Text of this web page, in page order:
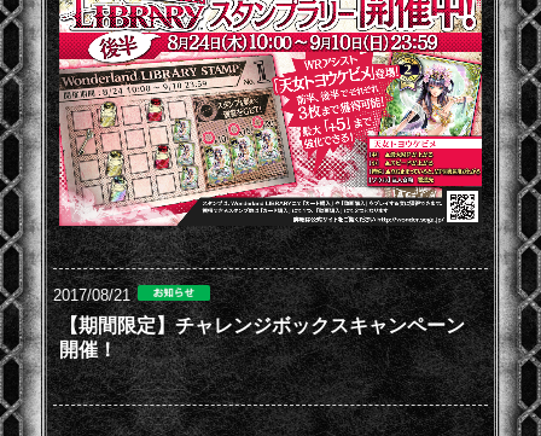
2017/08/21
【期間限定】チャレンジボックスキャンペーン
開催！